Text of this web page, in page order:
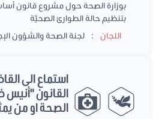
بتنظيم حالة الطوارئ الصحيّة
اللجان
: لجنة الصحة والشؤون
استماع الى
القانون "أنيس
الصحة او من